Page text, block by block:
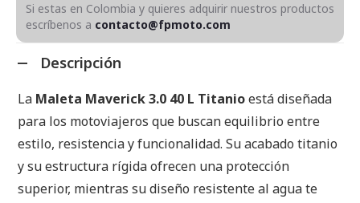
Si estas en Colombia y quieres adquirir nuestros productos
escríbenos a contacto@fpmoto.com
Descripción
La Maleta Maverick 3.0 40 L Titanioestá diseñada
para los motoviajeros que buscan equilibrio entre
estilo, resistencia y funcionalidad. Su acabado titanio
y su estructura rígida ofrecen una protección
superior, mientras su diseño resistente al agua te